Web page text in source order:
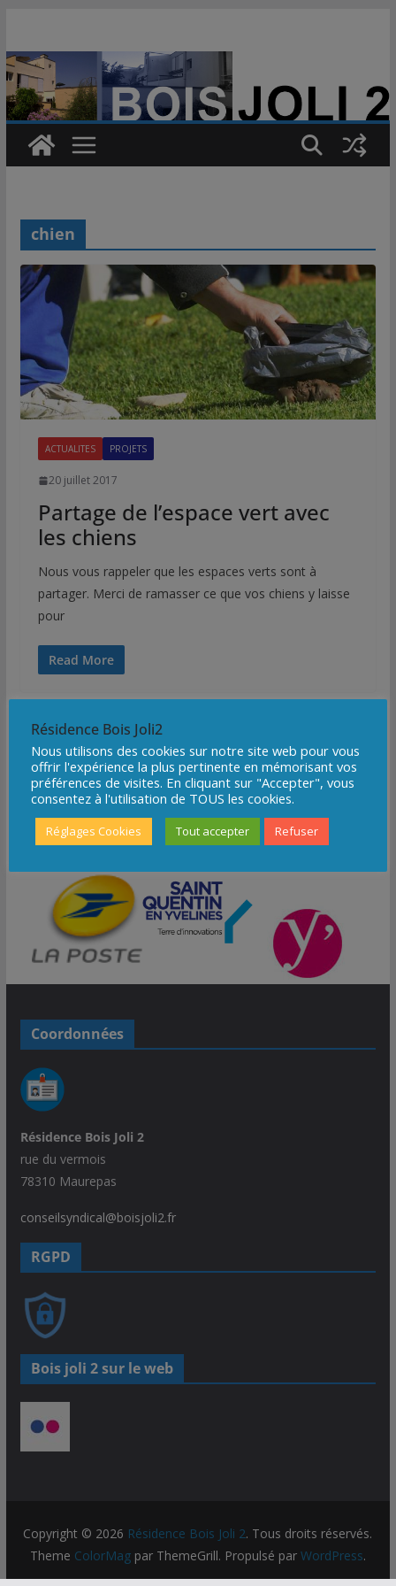
contenu
chien
ACTUALITES PROJETS
20 juillet 2017
Partage de l’espace vert avec
les chiens
Nous vous rappeler que les espaces verts sont à
partager. Merci de ramasser ce que vos chiens y laisse
pour
Read More
Coordonnées
Résidence Bois Joli 2
rue du vermois
78310 Maurepas
conseilsyndical@boisjoli2.fr
RGPD
Bois joli 2 sur le web
Copyright © 2026 Résidence Bois Joli 2. Tous droits réservés.
Theme ColorMagpar ThemeGrill. Propulsé par WordPress.
Résidence Bois Joli2
Nous utilisons des cookies sur notre site web pour vous
offrir l'expérience la plus pertinente en mémorisant vos
préférences de visites. En cliquant sur "Accepter", vous
consentez à l'utilisation de TOUS les cookies.
Réglages Cookies Tout accepter Refuser